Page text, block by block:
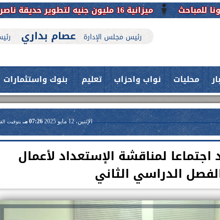
ميزانية 16 مليون جنيه لتطوير حديقة ناصر بأبوتيج.. نقلة حضارية تحافظ على تاريخها
رئيس مجلس الإدارة عصام بداري
محليات نواب واحزاب تعليم بنوك واستثمارات
الإثنين، 12 مايو 2025 07:26 مـ بتوقيت
لمناقشة الإستعداد لأعمال
الدراسي الثاني
العلاج الحر بمنفلوط بالتعاون مع هيئة
حدث بمستشفيات جامعة اسيوط....
فريق طبي بقسم الأنف والأذن